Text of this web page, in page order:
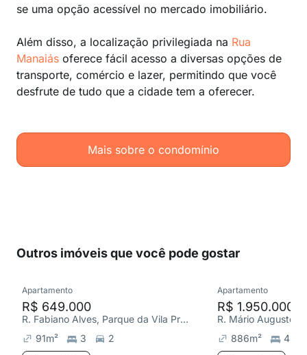
se uma opção acessível no mercado imobiliário.
Além disso, a localização privilegiada na Rua
Manaiás oferece fácil acesso a diversas opções de
transporte, comércio e lazer, permitindo que você
desfrute de tudo que a cidade tem a oferecer.
Mais sobre o condomínio
Outros imóveis que você pode gostar
Apartamento
R$ 649.000
R. Fabiano Alves, Parque da Vila Prudente
91m² 3
2
Apartamento
R$ 1.950.000
886m²
4